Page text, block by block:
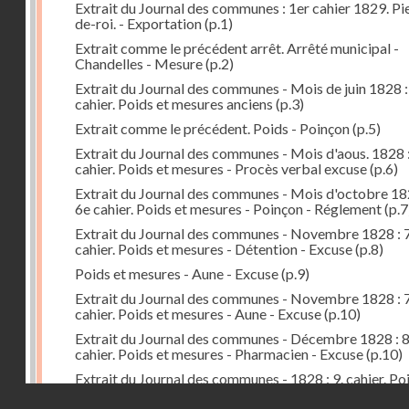
Extrait du Journal des communes : 1er cahier 1829.
de-roi. - Exportation(p.1)
Extrait comme le précédent arrêt. Arrêté municipal -
Chandelles - Mesure(p.2)
Extrait du Journal des communes - Mois de juin 1828
cahier. Poids et mesures anciens (p.3)
Extrait comme le précédent. Poids - Poinçon(p.5)
Extrait du Journal des communes - Mois d'aous. 1828
cahier. Poids et mesures - Procès verbal excuse(p.6)
Extrait du Journal des communes - Mois d'octobre
6e cahier. Poids et mesures - Poinçon - Réglement
Extrait du Journal des communes - Novembre 1828 :
cahier. Poids et mesures - Détention - Excuse(p.8)
Poids et mesures - Aune - Excuse(p.9)
Extrait du Journal des communes - Novembre 1828 :
cahier. Poids et mesures - Aune - Excuse(p.10)
Extrait du Journal des communes - Décembre 1828 :
cahier. Poids et mesures - Pharmacien - Excuse(p.10)
Extrait du Journal des communes - 1828 : 9. cahier.